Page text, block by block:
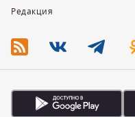
Редакция